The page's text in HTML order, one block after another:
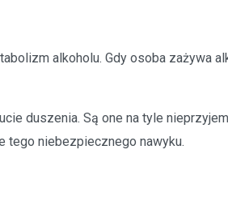
alkoholu. Gdy osoba zażywa
duszenia. Są one na tyle
tego niebezpiecznego nawyku.